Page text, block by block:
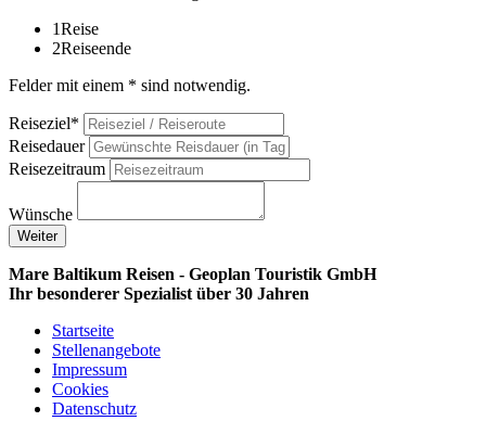
1Reise
2Reiseende
Felder mit einem * sind notwendig.
Reiseziel*
Reisedauer
Reisezeitraum
Wünsche
Weiter
Mare Baltikum Reisen - Geoplan Touristik GmbH
Ihr besonderer Spezialist über 30 Jahren
Startseite
Stellenangebote
Impressum
Cookies
Datenschutz